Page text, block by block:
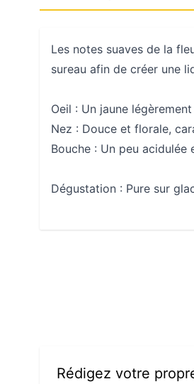
Les notes suaves de la
sureau afin de créer une
Oeil : Un jaune
Nez : Douce et florale,
Bouche : Un peu acidulée
Dégustation : Pure sur
Rédigez votre